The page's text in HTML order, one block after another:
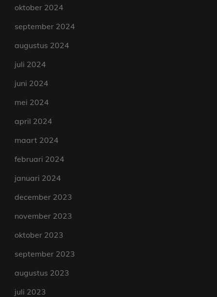
oktober 2024
september 2024
augustus 2024
juli 2024
juni 2024
mei 2024
april 2024
maart 2024
februari 2024
januari 2024
december 2023
november 2023
oktober 2023
september 2023
augustus 2023
juli 2023